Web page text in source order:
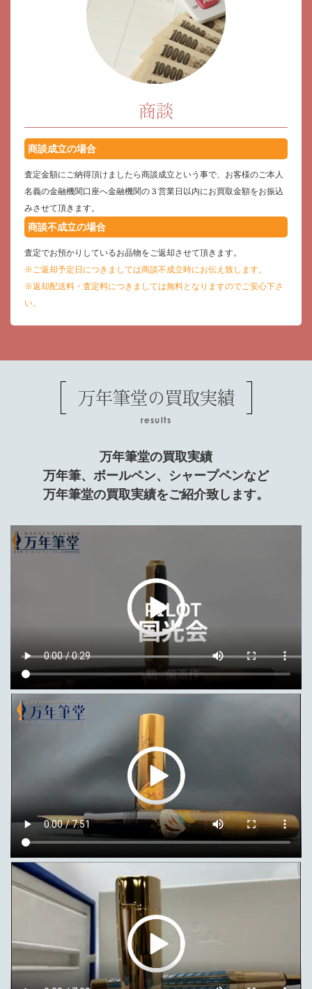
商談
商談成立の場合
査定金額にご納得頂けましたら商談成立という事で、お客様のご本人
名義の金融機関口座へ金融機関の３営業日以内にお買取金額をお振込
みさせて頂きます。
商談不成立の場合
査定でお預かりしているお品物をご返却させて頂きます。
※ご返却予定日につきましては商談不成立時にお伝え致します。
※返却配送料・査定料につきましては無料となりますのでご安心下さ
い。
万年筆堂の買取実績
results
万年筆堂の買取実績
万年筆、ボールペン、シャープペンなど
万年筆堂の買取実績をご紹介致します。